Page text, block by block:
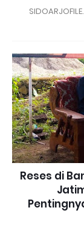
Reses di